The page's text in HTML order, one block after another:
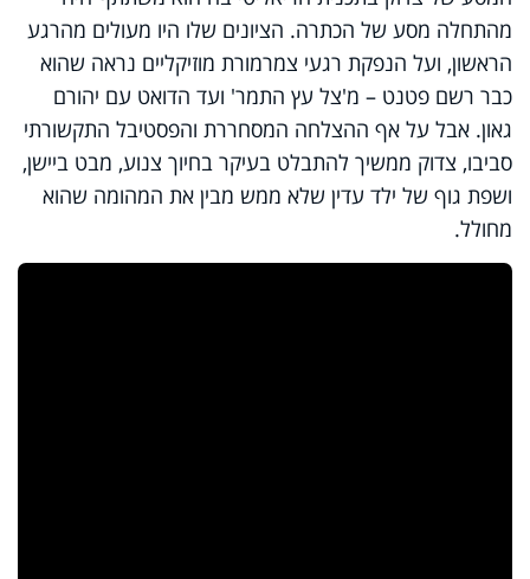
מהתחלה מסע של הכתרה. הציונים שלו היו מעולים מהרגע
הראשון, ועל הנפקת רגעי צמרמורת מוזיקליים נראה שהוא
כבר רשם פטנט – מ'צל עץ התמר' ועד הדואט עם יהורם
גאון. אבל על אף ההצלחה המסחררת והפסטיבל התקשורתי
סביבו, צדוק ממשיך להתבלט בעיקר בחיוך צנוע, מבט ביישן,
ושפת גוף של ילד עדין שלא ממש מבין את המהומה שהוא
מחולל.